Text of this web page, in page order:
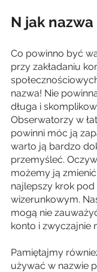
N jak nazwa
Co powinno być
przy zakładaniu
nazwa! Nie
długa i
Obserwatorzy w
powinni móc ją
warto ją bardzo
przemyśleć.
możemy ją
najlepszy krok
wizerunkowym.
mogą nie
konto i zwyczajnie
Pamiętajmy
używać w nazwie